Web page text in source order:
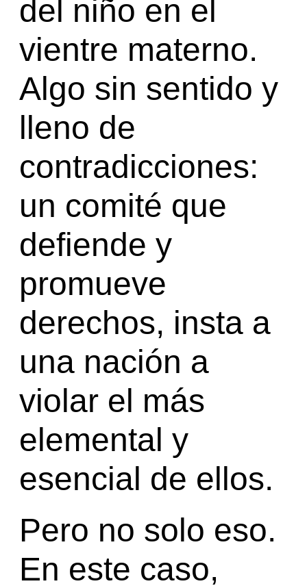
del niño en el
vientre materno.
Algo sin sentido y
lleno de
contradicciones:
un comité que
defiende y
promueve
derechos, insta a
una nación a
violar el más
elemental y
esencial de ellos.
Pero no solo eso.
En este caso,